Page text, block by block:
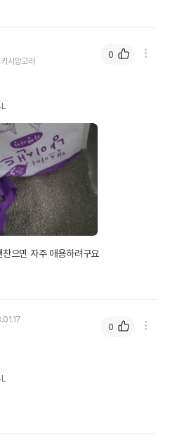
시앙고라
으면 자주 애용하려구요
0
0